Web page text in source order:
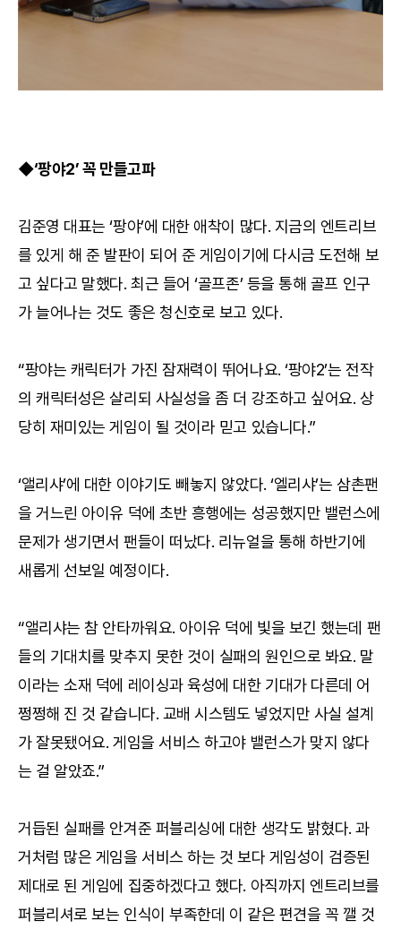
◆‘팡야2’ 꼭 만들고파
김준영 대표는 ‘팡야’에 대한 애착이 많다. 지금의 엔트리브
를 있게 해 준 발판이 되어 준 게임이기에 다시금 도전해 보
고 싶다고 말했다. 최근 들어 ‘골프존’ 등을 통해 골프 인구
가 늘어나는 것도 좋은 청신호로 보고 있다.
“팡야는 캐릭터가 가진 잠재력이 뛰어나요. ‘팡야2’는 전작
의 캐릭터성은 살리되 사실성을 좀 더 강조하고 싶어요. 상
당히 재미있는 게임이 될 것이라 믿고 있습니다.”
‘앨리샤’에 대한 이야기도 빼놓지 않았다. ‘엘리샤’는 삼촌팬
을 거느린 아이유 덕에 초반 흥행에는 성공했지만 밸런스에
문제가 생기면서 팬들이 떠났다. 리뉴얼을 통해 하반기에
새롭게 선보일 예정이다.
“앨리샤는 참 안타까워요. 아이유 덕에 빛을 보긴 했는데 팬
들의 기대치를 맞추지 못한 것이 실패의 원인으로 봐요. 말
이라는 소재 덕에 레이싱과 육성에 대한 기대가 다른데 어
쩡쩡해 진 것 같습니다. 교배 시스템도 넣었지만 사실 설계
가 잘못됐어요. 게임을 서비스 하고야 밸런스가 맞지 않다
는 걸 알았죠.”
거듭된 실패를 안겨준 퍼블리싱에 대한 생각도 밝혔다. 과
거처럼 많은 게임을 서비스 하는 것 보다 게임성이 검증된
제대로 된 게임에 집중하겠다고 했다. 아직까지 엔트리브를
퍼블리셔로 보는 인식이 부족한데 이 같은 편견을 꼭 깰 것